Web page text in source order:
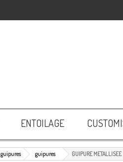
ENTOILAGE
guipures guipures GUIPURE METALLISEE